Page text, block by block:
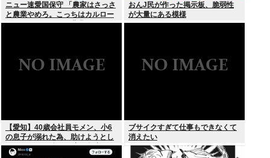
ニュー速愛国保守 「農家はさっさ
と農業やめろ。こっちはカルロー
ズでいいんだから。農業されたら
おんJ民が作った掲示板、脆弱性
が大量にある模様
【愛知】40歳会社員モメン、小6
の息子が溺れた為、助けようとし
て溺れる なお息子は妻が救出
ブサイクすぎて仕事もできなくて
消えたい